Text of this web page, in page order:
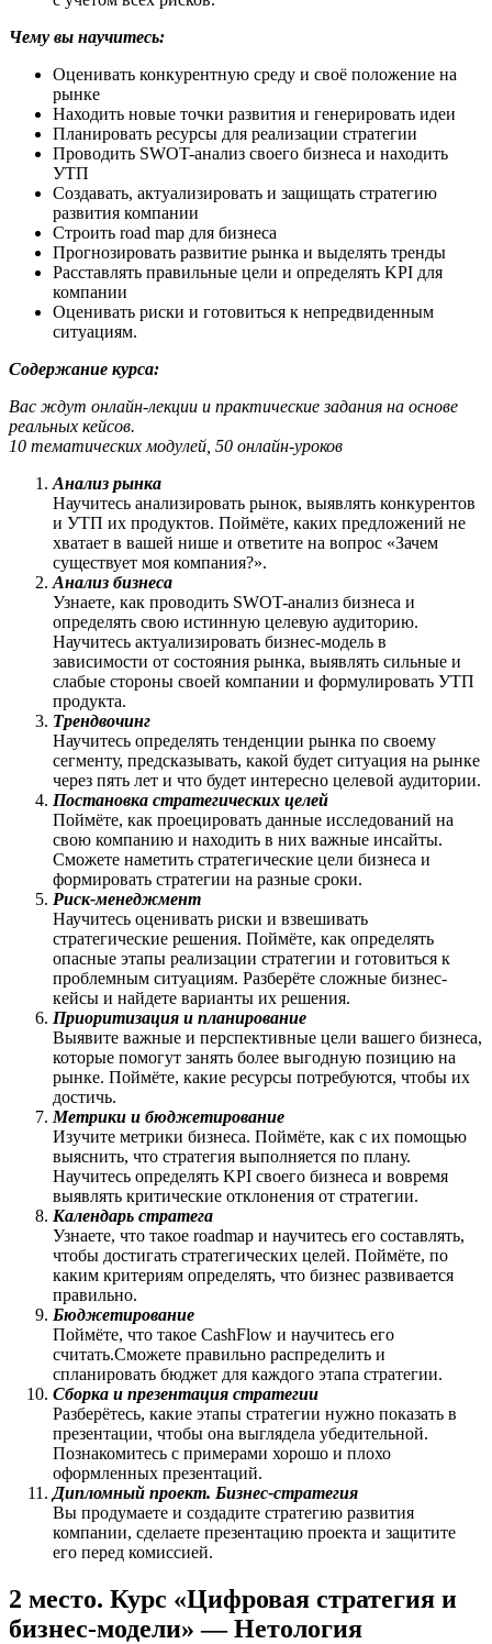
Чему вы научитесь:
Оценивать конкурентную среду и своё положение на
рынке
Находить новые точки развития и генерировать идеи
Планировать ресурсы для реализации стратегии
Проводить SWOT-анализ своего бизнеса и находить
УТП
Создавать, актуализировать и защищать стратегию
развития компании
Строить road map для бизнеса
Прогнозировать развитие рынка и выделять тренды
Расставлять правильные цели и определять KPI для
компании
Оценивать риски и готовиться к непредвиденным
ситуациям.
Содержание курса:
Вас ждут онлайн-лекции и практические задания на основе
реальных кейсов.
10 тематических модулей, 50 онлайн-уроков
Анализ рынка
Научитесь анализировать рынок, выявлять конкурентов
и УТП их продуктов. Поймёте, каких предложений не
хватает в вашей нише и ответите на вопрос «Зачем
существует моя компания?».
Анализ бизнеса
Узнаете, как проводить SWOT-анализ бизнеса и
определять свою истинную целевую аудиторию.
Научитесь актуализировать бизнес-модель в
зависимости от состояния рынка, выявлять сильные и
слабые стороны своей компании и формулировать УТП
продукта.
Трендвочинг
Научитесь определять тенденции рынка по своему
сегменту, предсказывать, какой будет ситуация на рынке
через пять лет и что будет интересно целевой аудитории.
Постановка стратегических целей
Поймёте, как проецировать данные исследований на
свою компанию и находить в них важные инсайты.
Сможете наметить стратегические цели бизнеса и
формировать стратегии на разные сроки.
Риск-менеджмент
Научитесь оценивать риски и взвешивать
стратегические решения. Поймёте, как определять
опасные этапы реализации стратегии и готовиться к
проблемным ситуациям. Разберёте сложные бизнес-
кейсы и найдете варианты их решения.
Приоритизация и планирование
Выявите важные и перспективные цели вашего бизнеса,
которые помогут занять более выгодную позицию на
рынке. Поймёте, какие ресурсы потребуются, чтобы их
достичь.
Метрики и бюджетирование
Изучите метрики бизнеса. Поймёте, как с их помощью
выяснить, что стратегия выполняется по плану.
Научитесь определять KPI своего бизнеса и вовремя
выявлять критические отклонения от стратегии.
Календарь стратега
Узнаете, что такое roadmap и научитесь его составлять,
чтобы достигать стратегических целей. Поймёте, по
каким критериям определять, что бизнес развивается
правильно.
Бюджетирование
Поймёте, что такое CashFlow и научитесь его
считать.Сможете правильно распределить и
спланировать бюджет для каждого этапа стратегии.
Сборка и презентация стратегии
Разберётесь, какие этапы стратегии нужно показать в
презентации, чтобы она выглядела убедительной.
Познакомитесь с примерами хорошо и плохо
оформленных презентаций.
Дипломный проект. Бизнес-стратегия
Вы продумаете и создадите стратегию развития
компании, сделаете презентацию проекта и защитите
его перед комиссией.
2 место. Курс «Цифровая стратегия и
бизнес-модели» — Нетология